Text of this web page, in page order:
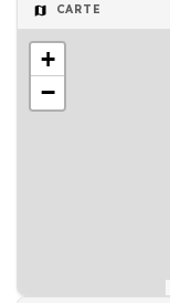
CARTE
+
−